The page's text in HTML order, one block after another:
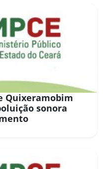
Quixeramobim
sonora